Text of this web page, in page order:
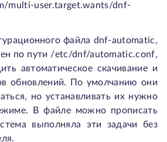
multi-user.target.wants/dnf-
файла dnf-automatic,
по пути /etc/dnf/automatic.conf,
автоматическое скачивание и
обновлений. По умолчанию они
но устанавливать их нужно
В файле можно прописать
выполняла эти задачи без